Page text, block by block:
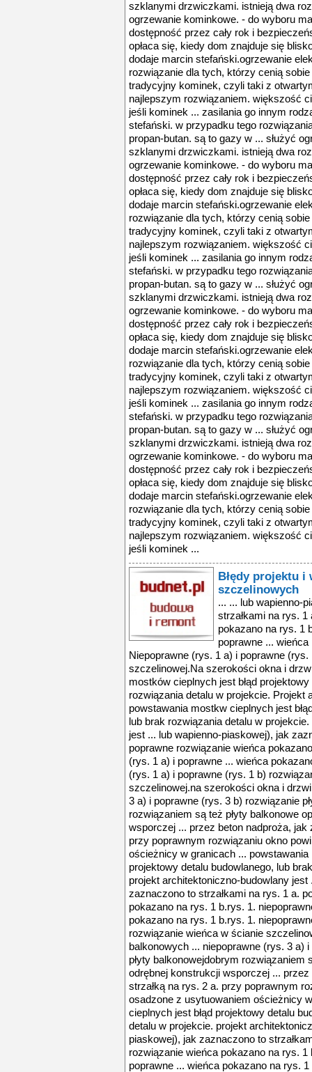
szklanymi drzwiczkami. istnieją dwa
ogrzewanie kominkowe. - do wyboru
dostępność przez cały rok i
opłaca się, kiedy dom znajduje się
dodaje marcin stefański.ogrzewanie
rozwiązanie dla tych, którzy cenią
tradycyjny kominek, czyli taki z
najlepszym rozwiązaniem. większość
jeśli kominek ... zasilania go innym
stefański. w przypadku tego
propan-butan. są to gazy w ... służyć
szklanymi drzwiczkami. istnieją dwa
ogrzewanie kominkowe. - do wyboru
dostępność przez cały rok i
opłaca się, kiedy dom znajduje się
dodaje marcin stefański.ogrzewanie
rozwiązanie dla tych, którzy cenią
tradycyjny kominek, czyli taki z
najlepszym rozwiązaniem. większość
jeśli kominek ... zasilania go innym
stefański. w przypadku tego
propan-butan. są to gazy w ... służyć
szklanymi drzwiczkami. istnieją dwa
ogrzewanie kominkowe. - do wyboru
dostępność przez cały rok i
opłaca się, kiedy dom znajduje się
dodaje marcin stefański.ogrzewanie
rozwiązanie dla tych, którzy cenią
tradycyjny kominek, czyli taki z
najlepszym rozwiązaniem. większość
jeśli kominek ... zasilania go innym
stefański. w przypadku tego
propan-butan. są to gazy w ... służyć
szklanymi drzwiczkami. istnieją dwa
ogrzewanie kominkowe. - do wyboru
dostępność przez cały rok i
opłaca się, kiedy dom znajduje się
dodaje marcin stefański.ogrzewanie
rozwiązanie dla tych, którzy cenią
tradycyjny kominek, czyli taki z
najlepszym rozwiązaniem. większość
jeśli kominek ...
Błędy projektu i
szczelinowych
... ... lub wapienno-
strzałkami na rys.
pokazano na rys. 1
poprawne ...
Niepoprawne (rys. 1 a) i poprawne
szczelinowej.Na szerokości okna i
mostków cieplnych jest błąd
rozwiązania detalu w projekcie. Projekt
powstawania mostkw cieplnych jest
lub brak rozwiązania detalu w
jest ... lub wapienno-piaskowej), jak
poprawne rozwiązanie wieńca
(rys. 1 a) i poprawne ... wieńca
(rys. 1 a) i poprawne (rys. 1 b)
szczelinowej.na szerokości okna i
3 a) i poprawne (rys. 3 b) rozwiązanie
rozwiązaniem są też płyty balkonowe
wsporczej ... przez beton nadproża, jak
przy poprawnym rozwiązaniu okno
ościeżnicy w granicach ... powstawania
projektowy detalu budowlanego, lub
projekt architektoniczno-budowlany
zaznaczono to strzałkami na rys. 1 a.
pokazano na rys. 1 b.rys. 1.
pokazano na rys. 1 b.rys. 1.
rozwiązanie wieńca w ścianie
balkonowych ... niepoprawne (rys. 3 a)
płyty balkonowejdobrym rozwiązaniem
odrębnej konstrukcji wsporczej ...
strzałką na rys. 2 a. przy poprawnym
osadzone z usytuowaniem ościeżnicy
cieplnych jest błąd projektowy detalu
detalu w projekcie. projekt
piaskowej), jak zaznaczono to
rozwiązanie wieńca pokazano na rys.
poprawne ... wieńca pokazano na rys.